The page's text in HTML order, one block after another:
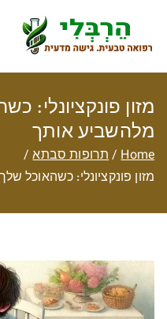
content
מזון פונקציונלי:
מלהשביע אותך
Home
תרופות סבתא
מזון פונקציונלי: כשהאוכל